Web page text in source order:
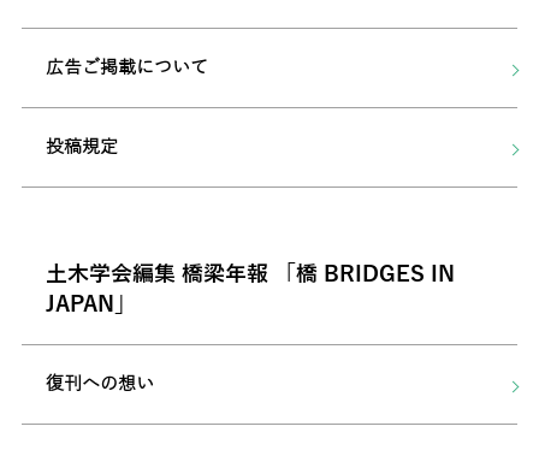
広告ご掲載について
投稿規定
土木学会編集 橋梁年報 「橋 BRIDGES IN
JAPAN」
復刊への想い